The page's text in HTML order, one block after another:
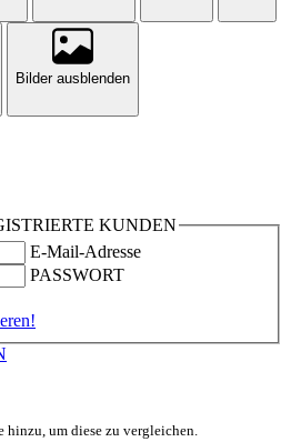
Bilder ausblenden
KUNDEN
E-Mail-Adresse
PASSWORT
hinzu, um diese zu vergleichen.